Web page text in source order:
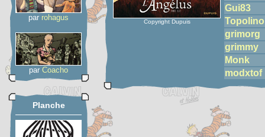
par rohagus
par Coacho
Planche
Copyright Dupuis
Gui83
grimorg
grimmy
Monk
modxtof